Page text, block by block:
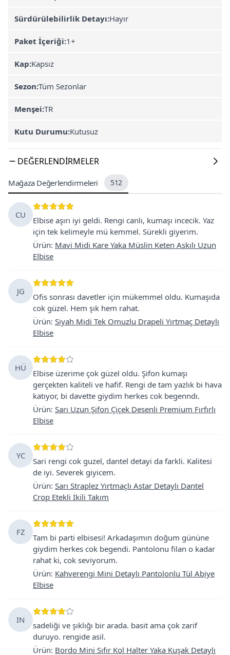
Sürdürülebilirlik Detayı:Hayır
Paket İçeriği:1+
Kap:Kapsız
Sezon:Tüm Sezonlar
Menşei:TR
Kutu Durumu:Kutusuz
DEĞERLENDIRMELER
Mağaza Değerlendirmeleri 512
CU
Elbise aşırı iyi geldi. Rengi canlı, kumaşı incecik. Yaz
için tek kelimeyle mü kemmel. Sürekli giyerim.
Ürün: Mavi Midi Kare Yaka Müslin Keten Askılı Uzun
Elbise
JG
Ofis sonrası davetler için mükemmel oldu. Kumaşıda
cok güzel. Hem şık hem rahat.
Ürün: Siyah Midi Tek Omuzlu Drapeli Yırtmaç Detaylı
Elbise
HÜ
Elbise üzerime çok güzel oldu. Şifon kumaşı
gerçekten kaliteli ve hafif. Rengi de tam yazlık bi hava
katıyor, bi davette giydim herkes cok begenndı.
Ürün: Sarı Uzun Şifon Çiçek Desenli Premium Fırfırlı
Elbise
YC
Sari rengi cok guzel, dantel detayi da farkli. Kalitesi
de iyi. Severek giyicem.
Ürün: Sarı Straplez Yırtmaçlı Astar Detaylı Dantel
Crop Etekli İkili Takım
FZ
Tam bi parti elbisesi! Arkadaşımın doğum gününe
giydim herkes cok begendi. Pantolonu filan o kadar
rahat ki, cok seviyorum.
Ürün: Kahverengi Mini Detaylı Pantolonlu Tül Abiye
Elbise
IN
sadeliği ve şıklığı bir arada. basit ama çok zarif
duruyo. rengide asil.
Ürün: Bordo Mini Sıfır Kol Halter Yaka Kuşak Detaylı